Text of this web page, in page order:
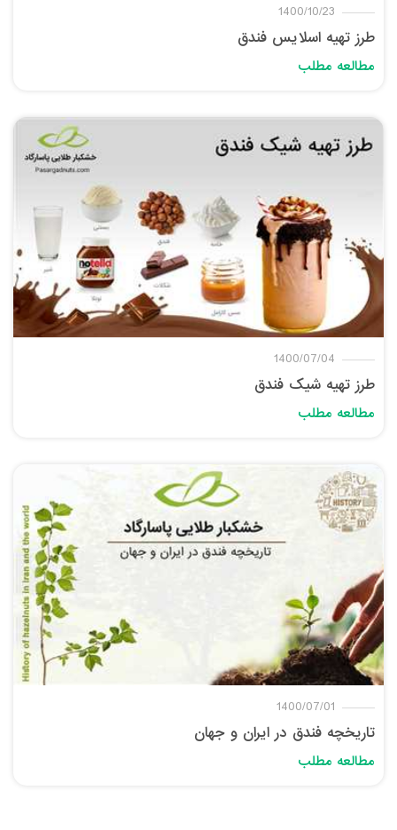
1400/10/23
طرز تهیه اسلایس فندق
مطالعه مطلب
1400/07/04
طرز تهیه شیک فندق
مطالعه مطلب
1400/07/01
تاریخچه فندق در ایران و جهان
مطالعه مطلب